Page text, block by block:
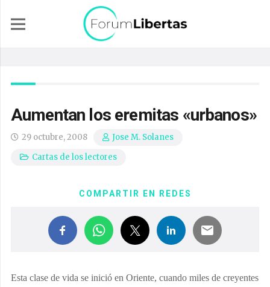
Aumentan los eremitas «urbanos»
29 octubre, 2008
Jose M. Solanes
Cartas de los lectores
COMPARTIR EN REDES
Esta clase de vida se inició en Oriente, cuando miles de creyentes